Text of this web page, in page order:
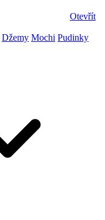
Otevřít
Džemy Mochi Pudinky